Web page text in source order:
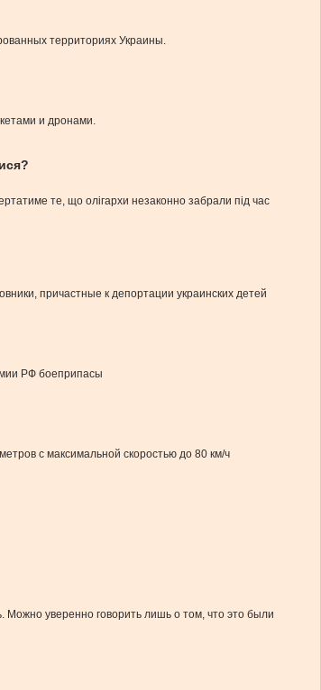
территориях Украины.
и дронами.
те, що олігархи незаконно забрали під час
причастные к депортации украинских детей
РФ боеприпасы
с максимальной скоростью до 80 км/ч
Можно уверенно говорить лишь о том, что это были